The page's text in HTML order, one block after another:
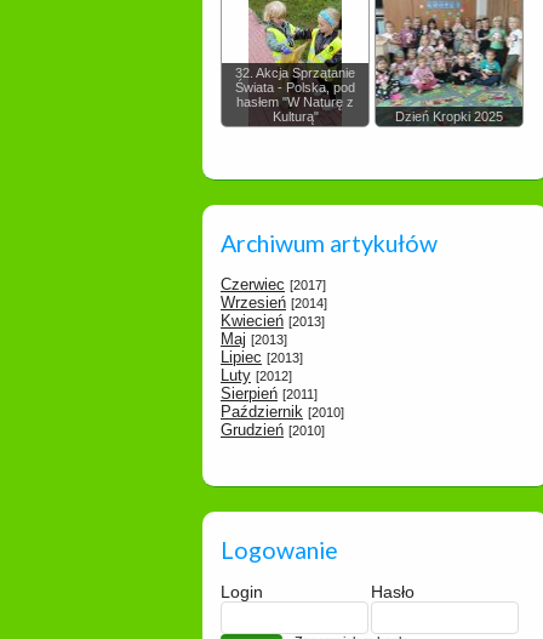
32. Akcja Sprzątanie
Świata - Polska, pod
hasłem "W Naturę z
Kulturą"
Dzień Kropki 2025
Archiwum artykułów
Czerwiec [2017]
Wrzesień [2014]
Kwiecień [2013]
Maj [2013]
Lipiec [2013]
Luty [2012]
Sierpień [2011]
Październik [2010]
Grudzień [2010]
Logowanie
Login Hasło